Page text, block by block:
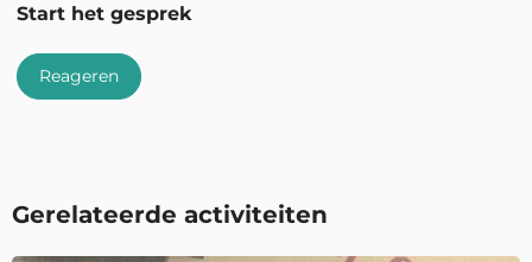
Start het gesprek
Reageren
Gerelateerde activiteiten